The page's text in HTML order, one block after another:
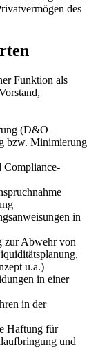
des
Funktion als
(D&O –
bzw. Minimierung
Compliance-
in
zur Abwehr von
u.a.)
in einer
in der
Haftung für
und